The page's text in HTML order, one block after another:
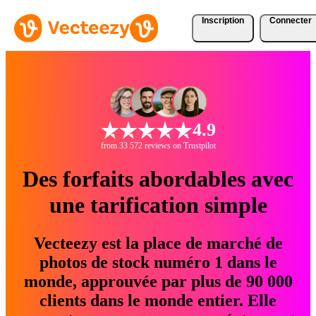
Inscription Connecter
4.9
from 33 572 reviews on Trustpilot
Des forfaits abordables avec
une tarification simple
Vecteezy est la place de marché de
photos de stock numéro 1 dans le
monde, approuvée par plus de 90 000
clients dans le monde entier. Elle